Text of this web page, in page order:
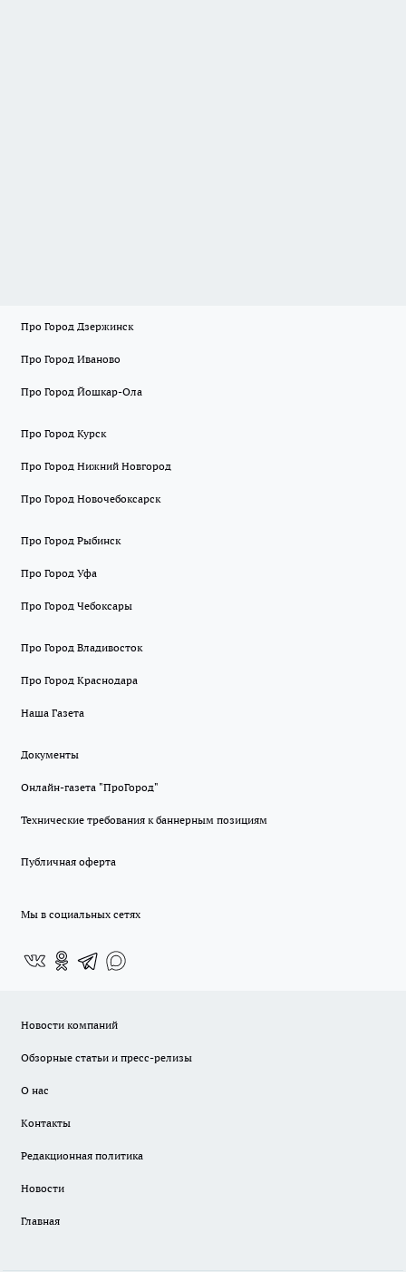
Про Город Дзержинск
Про Город Иваново
Про Город Йошкар-Ола
Про Город Курск
Про Город Нижний Новгород
Про Город Новочебоксарск
Про Город Рыбинск
Про Город Уфа
Про Город Чебоксары
Про Город Владивосток
Про Город Краснодара
Наша Газета
Документы
Онлайн-газета "ПроГород"
Технические требования к баннерным позициям
Публичная оферта
Мы в социальных сетях
Новости компаний
Обзорные статьи и пресс-релизы
О нас
Контакты
Редакционная политика
Новости
Главная